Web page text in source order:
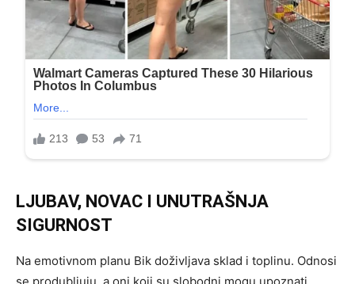
LJUBAV, NOVAC I UNUTRAŠNJA
SIGURNOST
Na emotivnom planu Bik doživljava sklad i toplinu. Odnosi